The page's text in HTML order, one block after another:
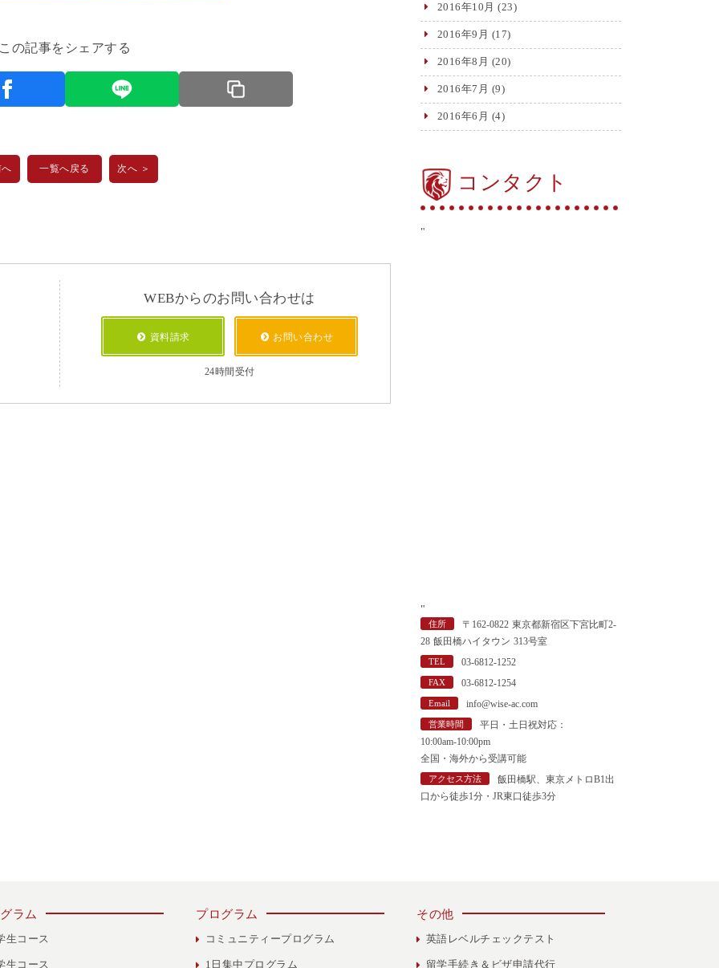
の記事をシェアする
一覧へ戻る 次へ ＞
WEBからのお問い合わせは
資料請求 お問い合わせ
24時間受付
2016年10月 (23)
2016年9月 (17)
2016年8月 (20)
2016年7月 (9)
2016年6月 (4)
コンタクト
"
"
住所
〒162-0822 東京都新宿区下宮比町2-
28 飯田橋ハイタウン 313号室
TEL 03-6812-1252
FAX 03-6812-1254
Email info@wise-ac.com
営業時間
平日・土日祝対応：
10:00am-10:00pm
全国・海外から受講可能
アクセス方法
飯田橋駅、東京メトロB1出
口から徒歩1分・JR東口徒歩3分
ラム
生コース
生コース
プログラム
コミュニティープログラム
1日集中プログラム
その他
英語レベルチェックテスト
留学手続き＆ビザ申請代行